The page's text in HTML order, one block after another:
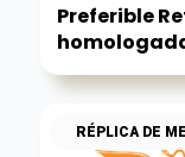
Preferible
RÉPLICA DE